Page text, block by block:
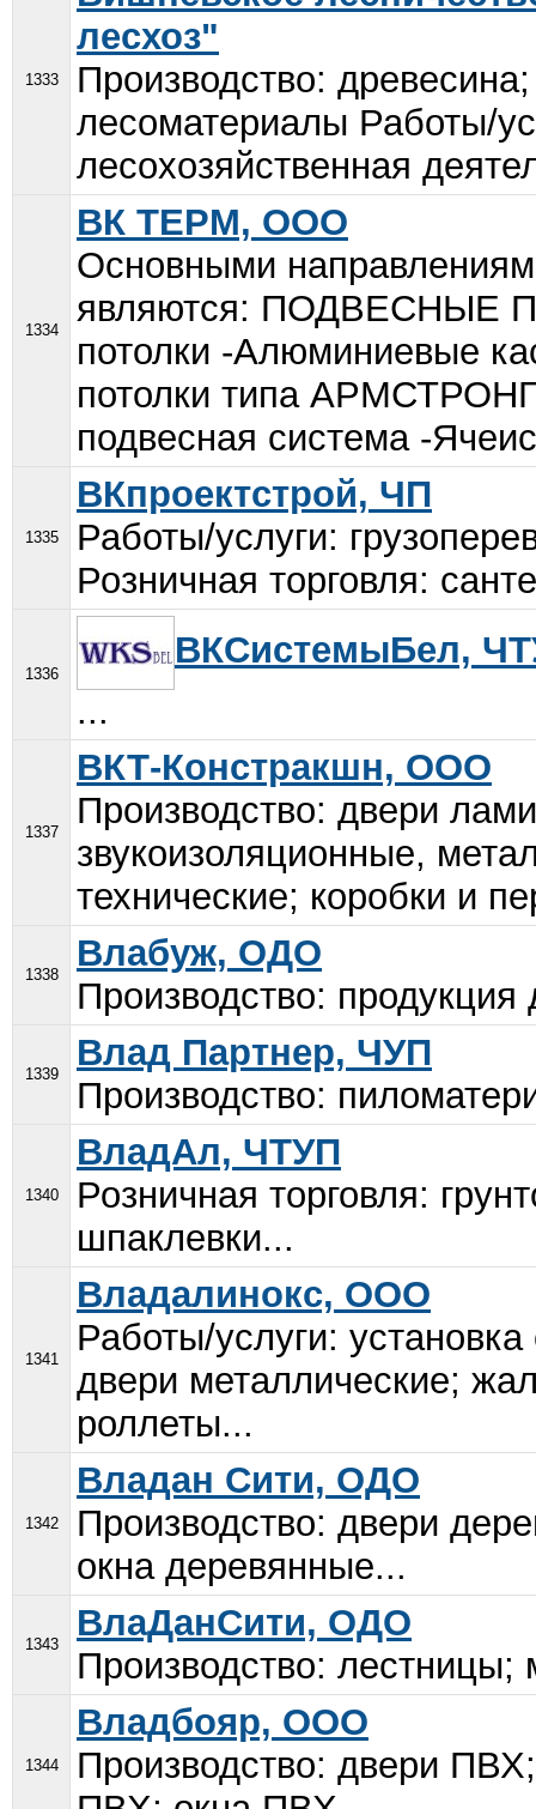
1333
лесхоз"
Производство:
лесоматериалы Работы/
лесохозяйственная
1334
ВК ТЕРМ, ООО
Основными
являются: ПОДВЕСНЫЕ
потолки -Алюминиевые
потолки типа
подвесная система -
1335
ВКпроектстрой, ЧП
Работы/услуги:
Розничная торговля:
1336
ВКСистемыБел,
...
1337
ВКТ-Констракшн, ООО
Производство: двери
звукоизоляционные,
технические; коробки и
1338
Влабуж, ОДО
Производство: продукция
1339
Влад Партнер, ЧУП
Производство:
1340
ВладАл, ЧТУП
Розничная торговля:
шпаклевки...
1341
Владалинокс, ООО
Работы/услуги:
двери металлические;
роллеты...
1342
Владан Сити, ОДО
Производство: двери
окна деревянные...
1343
ВлаДанСити, ОДО
Производство: лестницы;
1344
Владбояр, ООО
Производство: двери